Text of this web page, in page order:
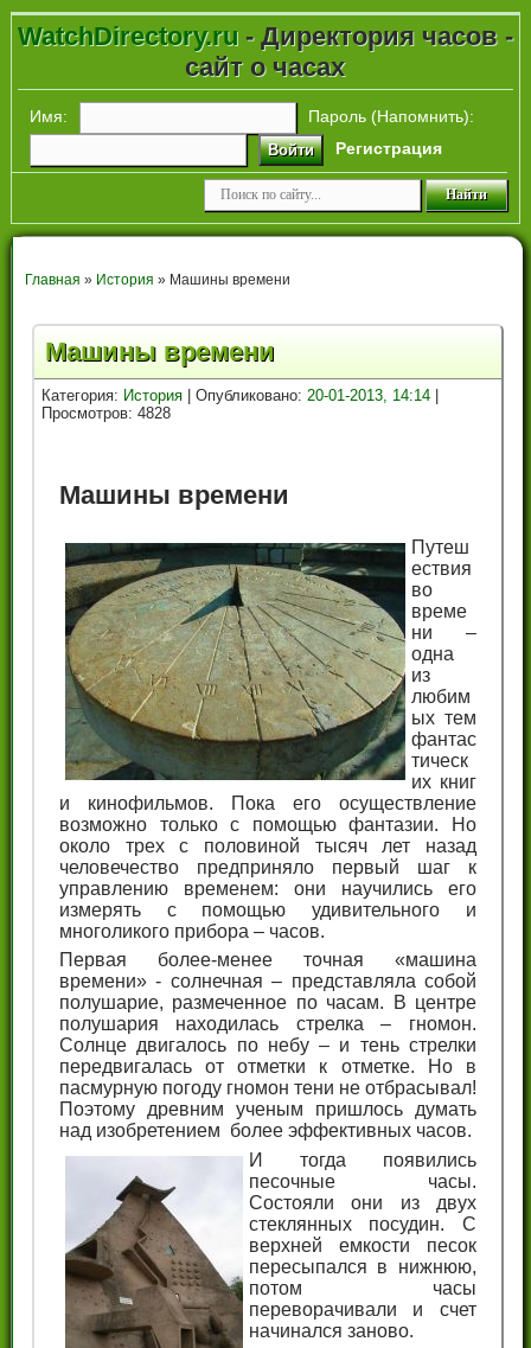
WatchDirectory.ru- Директория часов -
сайт о часах
Имя: Пароль (Напомнить):
Войти Регистрация
Главная » История » Машины времени
Машины времени
Категория: История | Опубликовано:20-01-2013, 14:14
Просмотров: 4828
Машины времени
Путеш
ествия
во
време
ни –
одна
из
любим
ых тем
фантас
тическ
их книг
и кинофильмов. Пока его осуществление
возможно только с помощью фантазии. Но
около трех с половиной тысяч лет назад
человечество предприняло первый шаг к
управлению временем: они научились его
измерять с помощью удивительного и
многоликого прибора – часов.
Первая более-менее точная «машина
времени» - солнечная – представляла собой
полушарие, размеченное по часам. В центре
полушария находилась стрелка – гномон.
Солнце двигалось по небу – и тень стрелки
передвигалась от отметки к отметке. Но в
пасмурную погоду гномон тени не отбрасывал!
Поэтому древним ученым пришлось думать
над изобретением более эффективных часов.
И тогда появились
песочные часы.
Состояли они из двух
стеклянных посудин. С
верхней емкости песок
пересыпался в нижнюю,
потом часы
переворачивали и счет
начинался заново.